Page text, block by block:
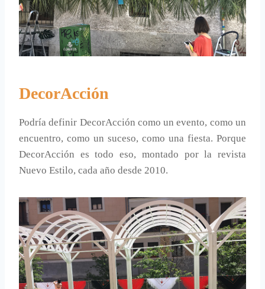
DecorAcción
Podría definir DecorAcción como un evento, como un
encuentro, como un suceso, como una fiesta. Porque
DecorAcción es todo eso, montado por la revista
Nuevo Estilo, cada año desde 2010.